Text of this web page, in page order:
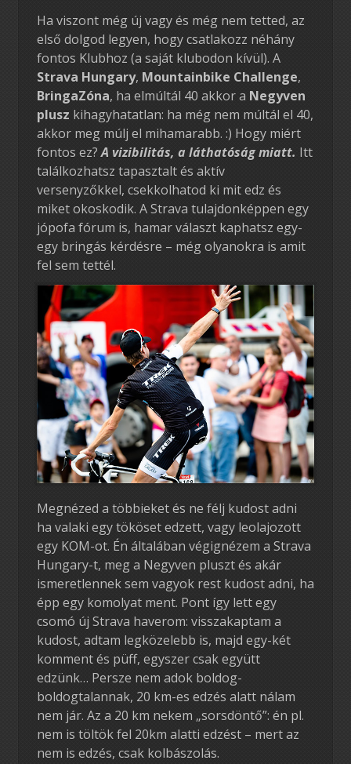
Ha viszont még új vagy és még nem tetted, az
első dolgod legyen, hogy csatlakozz néhány
fontos Klubhoz (a saját klubodon kívül). A
Strava Hungary, Mountainbike Challenge,
BringaZóna, ha elmúltál 40 akkor a Negyven
plusz kihagyhatatlan: ha még nem múltál el 40,
akkor meg múlj el mihamarabb. :) Hogy miért
fontos ez?A vizibilitás, a láthatóság miatt. Itt
találkozhatsz tapasztalt és aktív
versenyzőkkel, csekkolhatod ki mit edz és
miket okoskodik. A Strava tulajdonképpen egy
jópofa fórum is, hamar választ kaphatsz egy-
egy bringás kérdésre – még olyanokra is amit
fel sem tettél.
Megnézed a többieket és ne félj kudost adni
ha valaki egy tököset edzett, vagy leolajozott
egy KOM-ot. Én általában végignézem a Strava
Hungary-t, meg a Negyven pluszt és akár
ismeretlennek sem vagyok rest kudost adni, ha
épp egy komolyat ment. Pont így lett egy
csomó új Strava haverom: visszakaptam a
kudost, adtam legközelebb is, majd egy-két
komment és püff, egyszer csak együtt
edzünk… Persze nem adok boldog-
boldogtalannak, 20 km-es edzés alatt nálam
nem jár. Az a 20 km nekem „sorsdöntő”: én pl.
nem is töltök fel 20km alatti edzést – mert az
nem is edzés, csak kolbászolás.